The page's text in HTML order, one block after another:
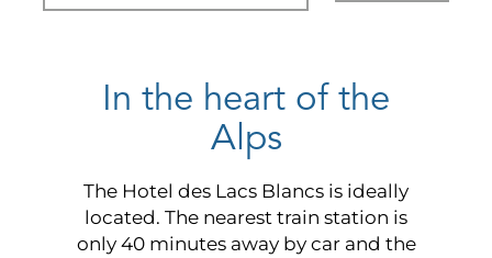
In the heart of the
Alps
The Hotel des Lacs Blancs is ideally
located. The nearest train station is
only 40 minutes away by car and the